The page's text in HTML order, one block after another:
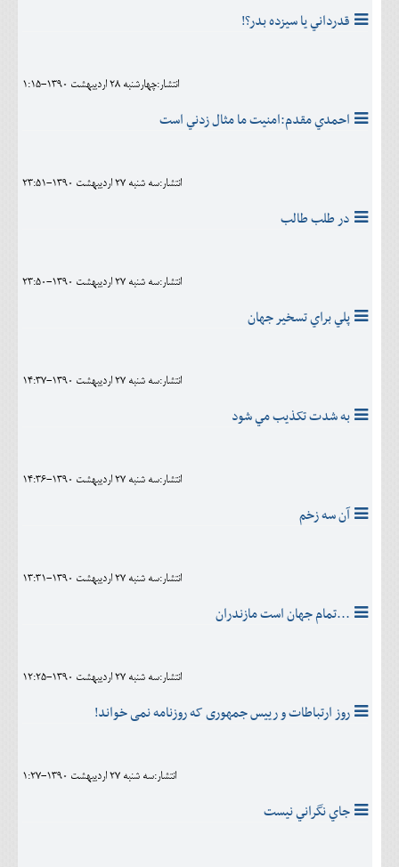
قدرداني يا سيزده بدر؟!
انتشار:چهارشنبه 28 ارديبهشت 1390-1:15
احمدي مقدم:امنيت ما مثال زدني است
انتشار:سه شنبه 27 ارديبهشت 1390-23:51
در طلب طالب
انتشار:سه شنبه 27 ارديبهشت 1390-23:50
پلي براي تسخير جهان
انتشار:سه شنبه 27 ارديبهشت 1390-14:37
به شدت تکذيب مي شود
انتشار:سه شنبه 27 ارديبهشت 1390-14:36
آن سه زخم
انتشار:سه شنبه 27 ارديبهشت 1390-13:31
...تمام جهان است مازندران
انتشار:سه شنبه 27 ارديبهشت 1390-12:25
روز ارتباطات و رییس جمهوری که روزنامه نمی خواند!
انتشار:سه شنبه 27 ارديبهشت 1390-1:27
جاي نگراني نيست